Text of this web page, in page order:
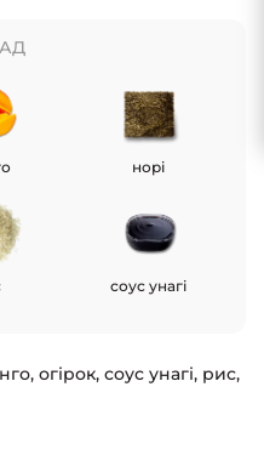
норі
соус унагі
огірок, соус унагі, рис,